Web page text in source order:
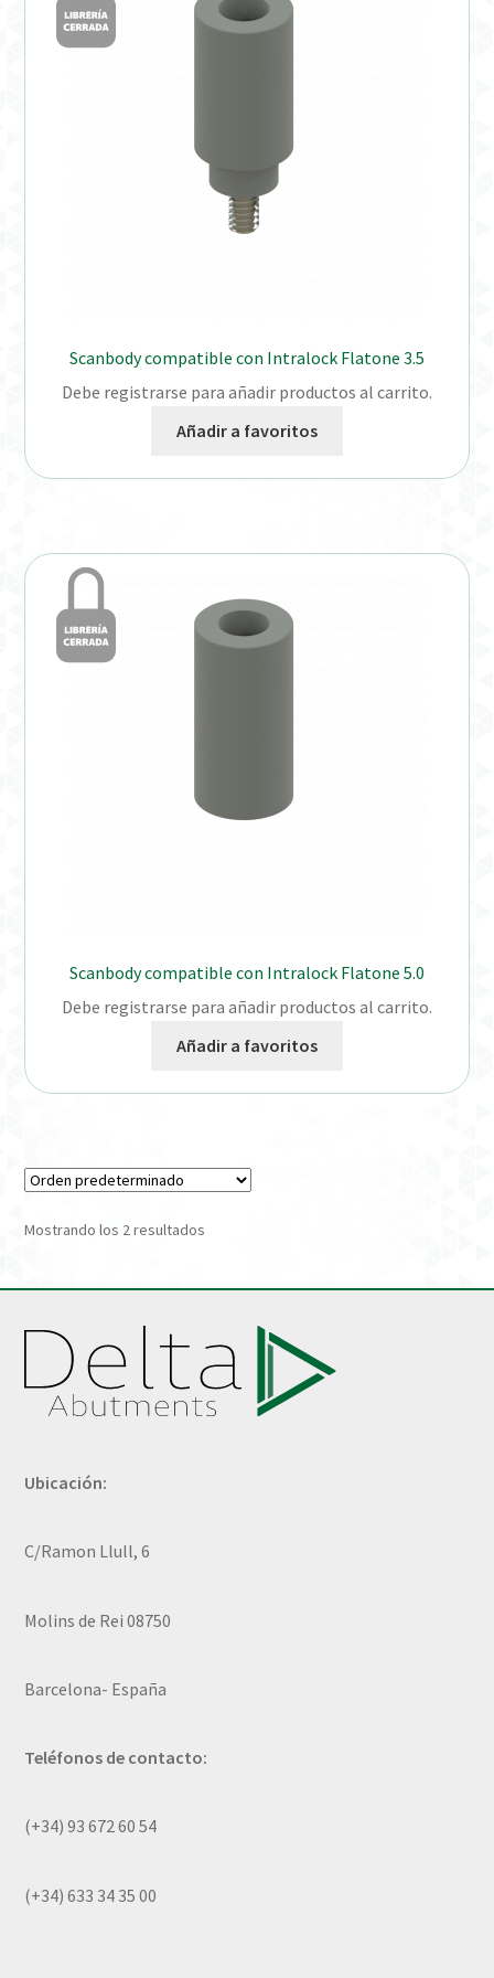
Distribuidores
Instrucciones de uso (ESP)
On-line Store
Productos Favoritos
Welcome to DELTA Abutments | Tienda Online!
Scanbody compatible con Intralock Flatone 3.5
Debe registrarse para añadir productos al carrito.
Añadir a favoritos
Scanbody compatible con Intralock Flatone 5.0
Debe registrarse para añadir productos al carrito.
Añadir a favoritos
Mostrando los 2 resultados
Ubicación:
C/Ramon Llull, 6
Molins de Rei 08750
Barcelona- España
Teléfonos de contacto:
(+34) 93 672 60 54
(+34) 633 34 35 00